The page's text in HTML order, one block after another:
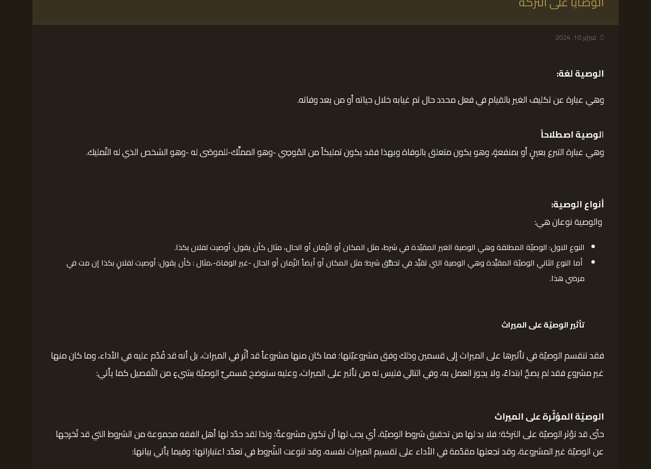
فبراير 10, 2024
الوصية لغة:
وهي عبارة عن تكليف الغير بالقيام في فعل محدد حال تم غيابه خلال حياته أو من بعد وفاته.
الوصية اصطلاحاً
وهي عبارة التبرع بعينٍ أو بمنفعةٍ، وهو يكون متعلق بالوفاة وبهذا فقد يكون تمليكاً من المُوصِي -وهو المملِّك-للموصَى له -وهو الشخص الذي له التّمليك.
أنواع الوصية:
والوصية نوعان هي:
النوع الاول: الوصيّة المطلقة وهي الوصية الغير المقيّدة في شرط، مثل المكان أو الزّمان أو الحال، مثال كأن يقول: أوصيت لفلان بكذا.
أما النوع الثاني الوصيّة المقيَّدة وهي الوصية التي تقيَّد في تحقُّق شرط؛ مثل المكان أو أيضاً الزّمان أو الحال -غير الوفاة-،مثال : كأن يقول: أوصيت لفلانٍ بكذا إن مت في
مرضي هذا.
تأثير الوصيّة على الميراث
فقد تنقسم الوصيّة في تأثيرها على الميراث إلى قسمين وذلك وفق مشروعيّتها؛ فما كان منها مشروعاً قد أثّر في الميراث، بل أنه قد قُدّم عليه في الأداء، وما كان منها
غير مشروع فقد لم يصحّ ابتداءً، ولا يجوز العمل به، وفي التالي فليس له من تأثير على الميراث، وعليه سنوضح قسميِّ الوصيّة بشيءٍ من التّفصيل كما يأتي:
الوصيّة المؤثّرة على الميراث
حتّى قد تؤثر الوصيّة على التركة؛ فلا بد لها من تحقيق شروط الوصيّة، أي يجب لها أن تكون مشروعةً؛ ولذا لقد حدّد لها أهل الفقه مجموعة من الشروط التي قد تُخرجها
عن الوصيّة غير المشروعة، وقد تجعلها مقدّمة في الأداء على تقسيم الميراث نفسه، وقد تنوعت الشّروط في تعدّد اعتباراتها؛ وفيما يأتي بيانها: